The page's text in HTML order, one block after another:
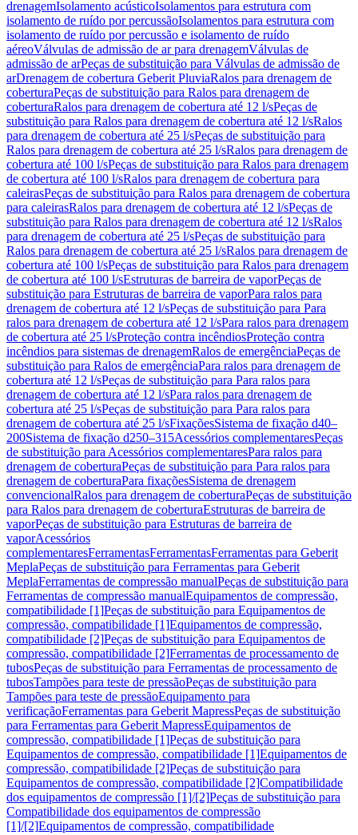
drenagemIsolamento acústicoIsolamentos para estrutura com
isolamento de ruído por percussãoIsolamentos para estrutura com
isolamento de ruído por percussão e isolamento de ruído
aéreoVálvulas de admissão de ar para drenagemVálvulas de
admissão de arPeças de substituição para Válvulas de admissão de
arDrenagem de cobertura Geberit PluviaRalos para drenagem de
coberturaPeças de substituição para Ralos para drenagem de
coberturaRalos para drenagem de cobertura até 12 l/sPeças de
substituição para Ralos para drenagem de cobertura até 12 l/sRalos
para drenagem de cobertura até 25 l/sPeças de substituição para
Ralos para drenagem de cobertura até 25 l/sRalos para drenagem de
cobertura até 100 l/sPeças de substituição para Ralos para drenagem
de cobertura até 100 l/sRalos para drenagem de cobertura para
caleirasPeças de substituição para Ralos para drenagem de cobertura
para caleirasRalos para drenagem de cobertura até 12 l/sPeças de
substituição para Ralos para drenagem de cobertura até 12 l/sRalos
para drenagem de cobertura até 25 l/sPeças de substituição para
Ralos para drenagem de cobertura até 25 l/sRalos para drenagem de
cobertura até 100 l/sPeças de substituição para Ralos para drenagem
de cobertura até 100 l/sEstruturas de barreira de vaporPeças de
substituição para Estruturas de barreira de vaporPara ralos para
drenagem de cobertura até 12 l/sPeças de substituição para Para
ralos para drenagem de cobertura até 12 l/sPara ralos para drenagem
de cobertura até 25 l/sProteção contra incêndiosProteção contra
incêndios para sistemas de drenagemRalos de emergênciaPeças de
substituição para Ralos de emergênciaPara ralos para drenagem de
cobertura até 12 l/sPeças de substituição para Para ralos para
drenagem de cobertura até 12 l/sPara ralos para drenagem de
cobertura até 25 l/sPeças de substituição para Para ralos para
drenagem de cobertura até 25 l/sFixaçõesSistema de fixação d40–
200Sistema de fixação d250–315Acessórios complementaresPeças
de substituição para Acessórios complementaresPara ralos para
drenagem de coberturaPeças de substituição para Para ralos para
drenagem de coberturaPara fixaçõesSistema de drenagem
convencionalRalos para drenagem de coberturaPeças de substituição
para Ralos para drenagem de coberturaEstruturas de barreira de
vaporPeças de substituição para Estruturas de barreira de
vaporAcessórios
complementaresFerramentasFerramentasFerramentas para Geberit
MeplaPeças de substituição para Ferramentas para Geberit
MeplaFerramentas de compressão manualPeças de substituição para
Ferramentas de compressão manualEquipamentos de compressão,
compatibilidade [1]Peças de substituição para Equipamentos de
compressão, compatibilidade [1]Equipamentos de compressão,
compatibilidade [2]Peças de substituição para Equipamentos de
compressão, compatibilidade [2]Ferramentas de processamento de
tubosPeças de substituição para Ferramentas de processamento de
tubosTampões para teste de pressãoPeças de substituição para
Tampões para teste de pressãoEquipamento para
verificaçãoFerramentas para Geberit MapressPeças de substituição
para Ferramentas para Geberit MapressEquipamentos de
compressão, compatibilidade [1]Peças de substituição para
Equipamentos de compressão, compatibilidade [1]Equipamentos de
compressão, compatibilidade [2]Peças de substituição para
Equipamentos de compressão, compatibilidade [2]Compatibilidade
dos equipamentos de compressão [1]/[2]Peças de substituição para
Compatibilidade dos equipamentos de compressão
[1]/[2]Equipamentos de compressão, compatibilidade